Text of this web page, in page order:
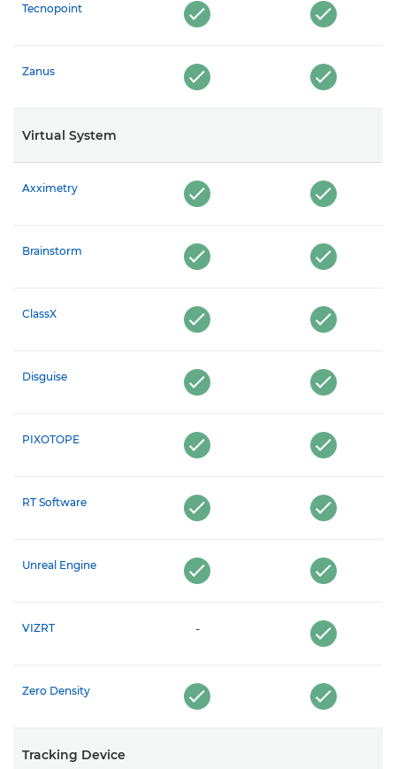
Tecnopoint
Zanus
Virtual System
Axximetry
Brainstorm
ClassX
Disguise
PIXOTOPE
RT Software
Unreal Engine
VIZRT -
Zero Density
Tracking Device